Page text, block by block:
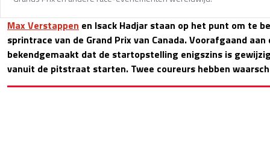
Max Verstappen en Isack Hadjar staan op het punt om te
sprintrace van de Grand Prix van Canada. Voorafgaand
bekendgemaakt dat de startopstelling enigszins is
vanuit de pitstraat starten. Twee coureurs hebben